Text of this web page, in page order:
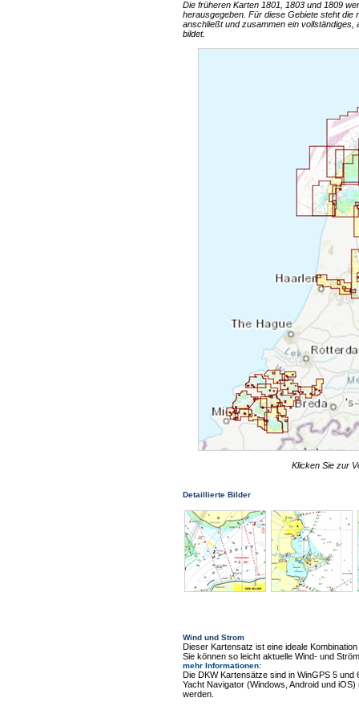
Die früheren Karten 1801, 1803 und 1809
herausgegeben. Für diese Gebiete steht die
anschließt und zusammen ein
bildet.
Klicken Sie zur
Detaillierte Bilder
Wind und Strom
Dieser Kartensatz ist eine ideale
Sie können so leicht aktuelle Wind- und
mehr Informationen:
Die DKW Kartensätze sind in WinGPS 5
Yacht Navigator (Windows, Android und
werden.